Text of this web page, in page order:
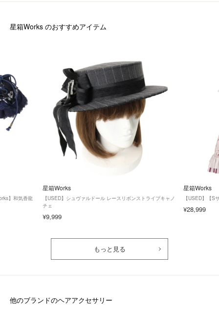
星箱Works のおすすめアイテム
】和気香龍
星箱Works
【USED】シュヴァルドール レースリボンストライプキャノ
チェ
¥9,999
星箱Works
【USED】【S
¥28,999
もっと見る
他のブランドのヘアアクセサリー